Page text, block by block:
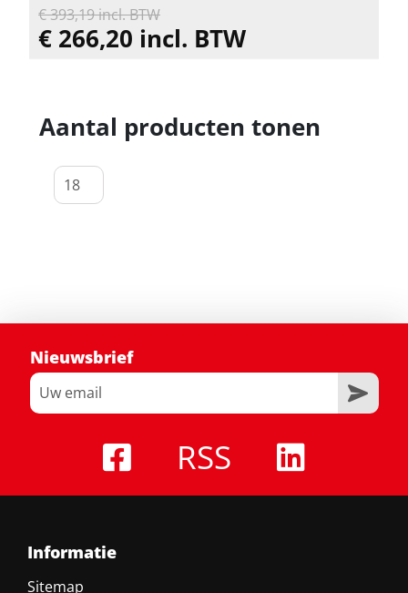
€ 393,19 incl. BTW
€ 266,20 incl. BTW
Aantal producten tonen
Nieuwsbrief
RSS
Informatie
Sitemap